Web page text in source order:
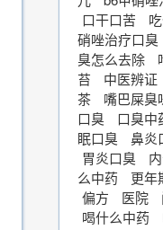
口干口苦
硝唑治疗口臭
臭怎么去除
苔
中医辨证
茶
嘴巴屎臭
口臭
口臭中
眠口臭
鼻炎
胃炎口臭
么中药
更年
偏方
医院
喝什么中药